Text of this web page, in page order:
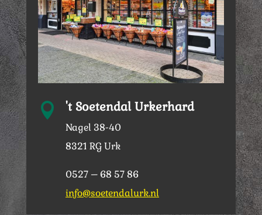
 't Soetendal Urkerhard
Nagel 38-40
8321 RG Urk
0527 – 68 57 86
info@soetendalurk.nl